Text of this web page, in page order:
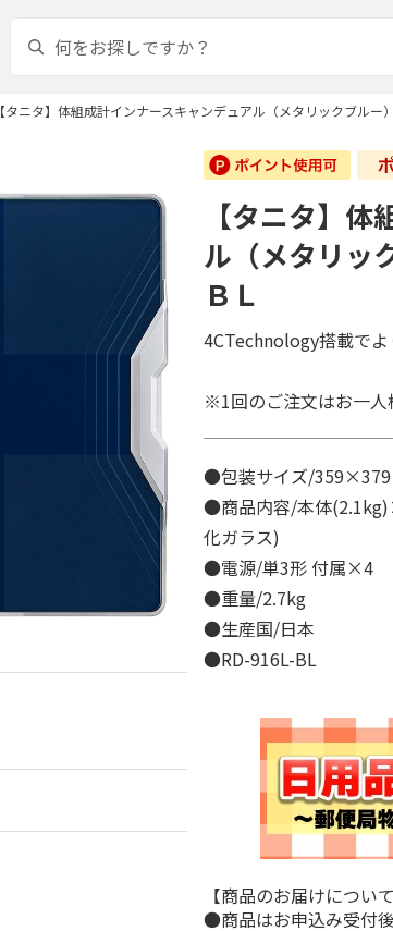
【タニタ】体組成計インナースキャンデュアル（メタリックブル
【タニタ】
ル（メタリッ
ＢＬ
4CTechnology搭載でよ
※1回のご注文はお一人
●包装サイズ/
●商品内容/本体
化ガラス)
●電源/単3形 付属×4
●重量/2.7kg
●生産国/日本
●RD-916L-BL
【商品のお届けについて
●商品はお申込み受付